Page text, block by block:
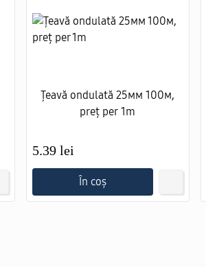
Țeavă ondulată 25мм 100м,
preț per 1m
5.39 lei
În coș